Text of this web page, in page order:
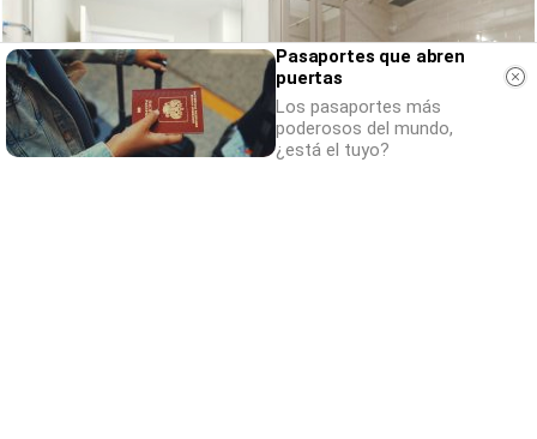
Pasaportes que abren
puertas
Los pasaportes más
poderosos del mundo,
¿está el tuyo?